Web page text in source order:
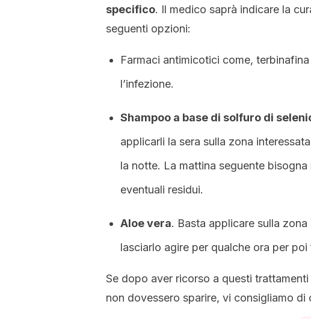
specifico. Il medico saprà indicare la
seguenti opzioni:
Farmaci antimicotici come,
l’infezione.
Shampoo a base di solfuro di
applicarli la sera sulla zona
la notte. La mattina seguente
eventuali residui.
Aloe vera. Basta applicare sulla
lasciarlo agire per qualche ora per
Se dopo aver ricorso a questi
non dovessero sparire, vi consigliamo di